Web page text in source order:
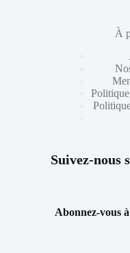
À
Suivez-nous
Abonnez-vous